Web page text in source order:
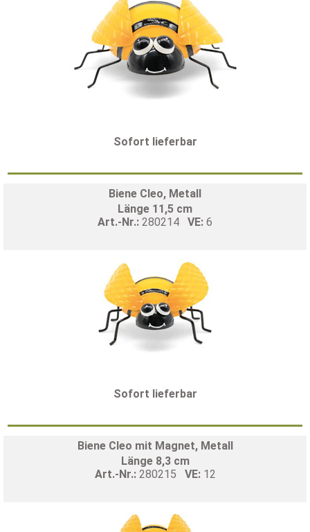
Sofort lieferbar
Biene Cleo, Metall
Länge 11,5 cm
Art.-Nr.: 280214 VE: 6
Sofort lieferbar
Biene Cleo mit Magnet, Metall
Länge 8,3 cm
Art.-Nr.: 280215 VE: 12